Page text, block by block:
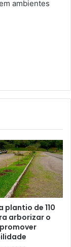
ambientes
plantio de 110
arborizar o